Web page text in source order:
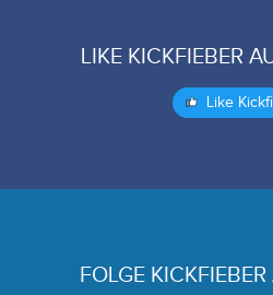
LIKE KICKFIEBER
Like
FOLGE KICKFIEBER